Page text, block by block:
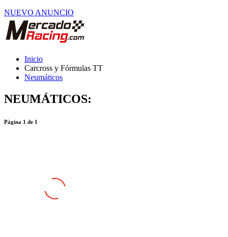
NUEVO ANUNCIO
Inicio
Carcross y Fórmulas TT
Neumáticos
NEUMÁTICOS:
Página 1 de 1